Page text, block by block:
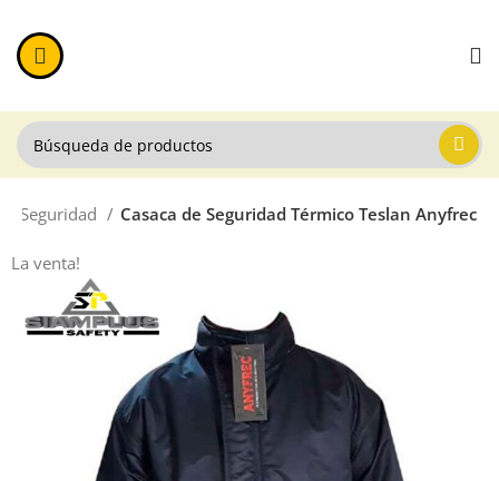
Seguridad Casaca de Seguridad Térmico Teslan Anyfrec
La venta!